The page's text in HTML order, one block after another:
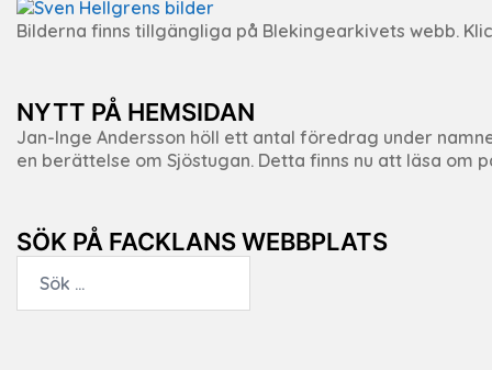
Bilderna finns tillgängliga på Blekingearkivets webb.
NYTT PÅ HEMSIDAN
Jan-Inge Andersson höll ett antal föredrag under
en berättelse om Sjöstugan. Detta finns nu att läsa om
SÖK PÅ FACKLANS WEBBPLATS
efter: